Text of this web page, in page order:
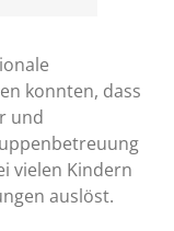
konnten, dass
und
vielen Kindern
auslöst.